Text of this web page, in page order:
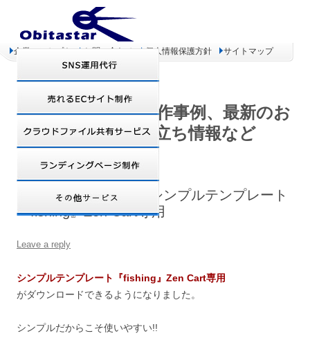
企業コンセプト お問い合わせ 個人情報保護方針 サイトマップ
オビタスター 制作事例、最新のお
得情報、お役立ち情報など
ダウンロード開始!!－シンプルテンプレート
『fishing』Zen Cart専用
Leave a reply
シンプルテンプレート『fishing』Zen Cart専用
がダウンロードできるようになりました。
シンプルだからこそ使いやすい!!